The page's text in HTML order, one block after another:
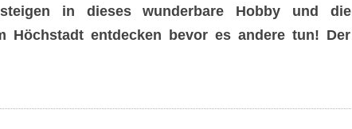
in dieses wunderbare Hobby und die
Höchstadt entdecken bevor es andere tun! Der